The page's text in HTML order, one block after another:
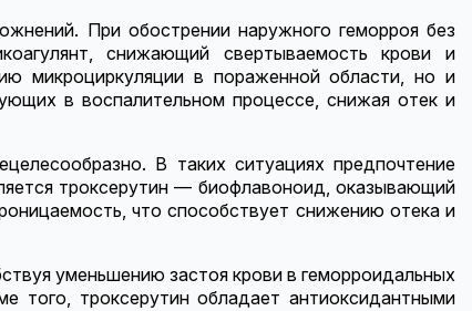
При обострении наружного геморроя без
снижающий свертываемость крови и
микроциркуляции в пораженной области, но и
в воспалительном процессе, снижая отек и
В таких ситуациях предпочтение
троксерутин — биофлавоноид, оказывающий
что способствует снижению отека и
уменьшению застоя крови в геморроидальных
того, троксерутин обладает антиоксидантными